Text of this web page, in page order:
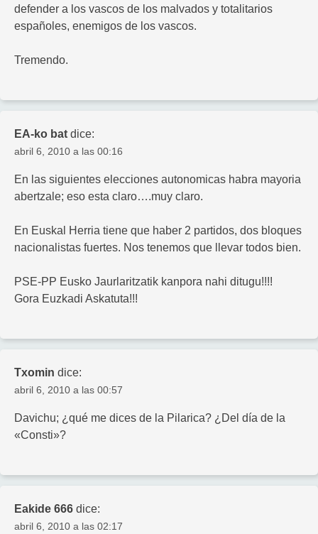
defender a los vascos de los malvados y totalitarios
españoles, enemigos de los vascos.
Tremendo.
EA-ko bat dice:
abril 6, 2010 a las 00:16
En las siguientes elecciones autonomicas habra mayoria
abertzale; eso esta claro….muy claro.
En Euskal Herria tiene que haber 2 partidos, dos bloques
nacionalistas fuertes. Nos tenemos que llevar todos bien.
PSE-PP Eusko Jaurlaritzatik kanpora nahi ditugu!!!!
Gora Euzkadi Askatuta!!!
Txomin dice:
abril 6, 2010 a las 00:57
Davichu; ¿qué me dices de la Pilarica? ¿Del día de la
«Consti»?
Eakide 666 dice:
abril 6, 2010 a las 02:17